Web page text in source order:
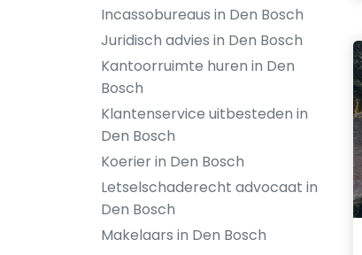
Incassobureaus in Den Bosch
Juridisch advies in Den Bosch
Kantoorruimte huren in Den
Bosch
Klantenservice uitbesteden in
Den Bosch
Koerier in Den Bosch
Letselschaderecht advocaat in
Den Bosch
Makelaars in Den Bosch